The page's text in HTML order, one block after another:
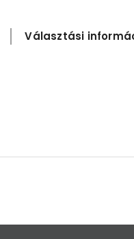
Választási